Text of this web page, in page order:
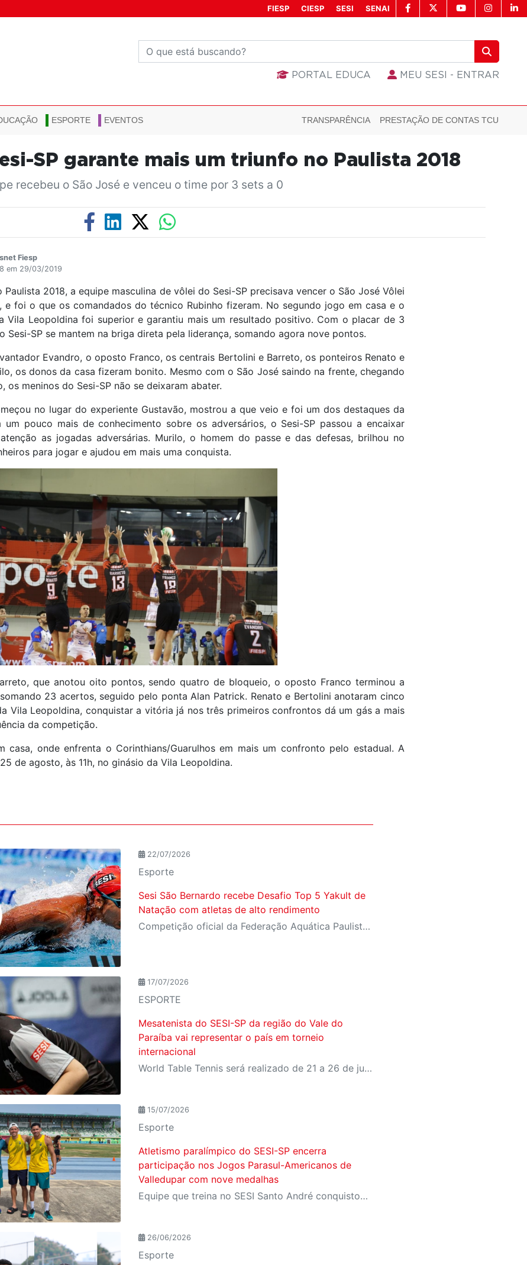
FIESP CIESP SESI SENAI
PORTAL EDUCA MEU SESI - ENTRAR
ESPORTE EVENTOS TRANSPARÊNCIA PRESTAÇÃO DE CONTAS TCU
SP garante mais um triunfo no Paulista 2018
recebeu o São José e venceu o time por 3 sets a 0
Fiesp
em 29/03/2019
2018, a equipe masculina de vôlei do Sesi-SP precisava vencer o São José Vôlei
foi o que os comandados do técnico Rubinho fizeram. No segundo jogo em casa e o
Vila Leopoldina foi superior e garantiu mais um resultado positivo. Com o placar de 3
Sesi-SP se mantem na briga direta pela liderança, somando agora nove pontos.
Evandro, o oposto Franco, os centrais Bertolini e Barreto, os ponteiros Renato e
os donos da casa fizeram bonito. Mesmo com o São José saindo na frente, chegando
meninos do Sesi-SP não se deixaram abater.
no lugar do experiente Gustavão, mostrou a que veio e foi um dos destaques da
pouco mais de conhecimento sobre os adversários, o Sesi-SP passou a encaixar
as jogadas adversárias. Murilo, o homem do passe e das defesas, brilhou no
para jogar e ajudou em mais uma conquista.
que anotou oito pontos, sendo quatro de bloqueio, o oposto Franco terminou a
23 acertos, seguido pelo ponta Alan Patrick. Renato e Bertolini anotaram cinco
Vila Leopoldina, conquistar a vitória já nos três primeiros confrontos dá um gás a mais
da competição.
casa, onde enfrenta o Corinthians/Guarulhos em mais um confronto pelo estadual. A
de agosto, às 11h, no ginásio da Vila Leopoldina.
22/07/2026
Esporte
Sesi São Bernardo recebe Desafio Top 5 Yakult de
Natação com atletas de alto rendimento
Competição oficial da Federação Aquática Paulista reúne nadadores de elite em preparação para o Troféu José Finkel
17/07/2026
ESPORTE
Mesatenista do SESI-SP da região do Vale do
Paraíba vai representar o país em torneio
internacional
World Table Tennis será realizado de 21 a 26 de julho, em São José dos Campos
15/07/2026
Esporte
Atletismo paralímpico do SESI-SP encerra
participação nos Jogos Parasul-Americanos de
Valledupar com nove medalhas
Equipe que treina no SESI Santo André conquistou quatro ouros, três pratas e dois bronzes representando o Brasil na Colômbia
26/06/2026
Esporte